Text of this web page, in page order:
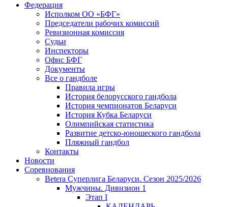
Федерация
Исполком ОО «БФГ»
Председатели рабочих комиссий
Ревизионная комиссия
Судьи
Инспекторы
Офис БФГ
Документы
Все о гандболе
Правила игры
История белорусского гандбола
История чемпионатов Беларуси
История Кубка Беларуси
Олимпийская статистика
Развитие детско-юношеского гандбола
Пляжный гандбол
Контакты
Новости
Соревнования
Betera Суперлига Беларуси. Сезон 2025/2026
Мужчины. Дивизион 1
Этап I